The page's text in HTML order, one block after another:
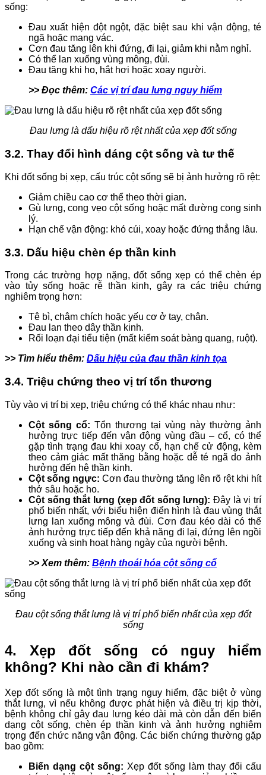
sống:
Đau xuất hiện đột ngột, đặc biệt sau khi vận động, té
ngã hoặc mang vác.
Cơn đau tăng lên khi đứng, đi lại, giảm khi nằm nghỉ.
Có thể lan xuống vùng mông, đùi.
Đau tăng khi ho, hắt hơi hoặc xoay người.
>> Đọc thêm: Các vị trí đau lưng nguy hiểm
Đau lưng là dấu hiệu rõ rệt nhất của xẹp đốt sống
3.2. Thay đổi hình dáng cột sống và tư thế
Khi đốt sống bị xẹp, cấu trúc cột sống sẽ bị ảnh hưởng rõ rệt:
Giảm chiều cao cơ thể theo thời gian.
Gù lưng, cong vẹo cột sống hoặc mất đường cong sinh
lý.
Hạn chế vận động: khó cúi, xoay hoặc đứng thẳng lâu.
3.3. Dấu hiệu chèn ép thần kinh
Trong các trường hợp nặng, đốt sống xẹp có thể chèn ép
vào tủy sống hoặc rễ thần kinh, gây ra các triệu chứng
nghiêm trọng hơn:
Tê bì, châm chích hoặc yếu cơ ở tay, chân.
Đau lan theo dây thần kinh.
Rối loạn đại tiểu tiện (mất kiểm soát bàng quang, ruột).
>> Tìm hiểu thêm: Dấu hiệu của đau thần kinh tọa
3.4. Triệu chứng theo vị trí tổn thương
Tùy vào vị trí bị xẹp, triệu chứng có thể khác nhau như:
Cột sống cổ: Tổn thương tại vùng này thường ảnh
hưởng trực tiếp đến vận động vùng đầu – cổ, có thể
gặp tình trạng đau khi xoay cổ, hạn chế cử động, kèm
theo cảm giác mất thăng bằng hoặc dễ té ngã do ảnh
hưởng đến hệ thần kinh.
Cột sống ngực:Cơn đau thường tăng lên rõ rệt khi hít
thở sâu hoặc ho.
Cột sống thắt lưng (xẹp đốt sống lưng): Đây là vị trí
phổ biến nhất, với biểu hiện điển hình là đau vùng thắt
lưng lan xuống mông và đùi. Cơn đau kéo dài có thể
ảnh hưởng trực tiếp đến khả năng đi lại, đứng lên ngồi
xuống và sinh hoạt hàng ngày của người bệnh.
>> Xem thêm: Bệnh thoái hóa cột sống cổ
Đau cột sống thắt lưng là vị trí phổ biến nhất của xẹp đốt
sống
4. Xẹp đốt sống có nguy hiểm
không? Khi nào cần đi khám?
Xẹp đốt sống là một tình trạng nguy hiểm, đặc biệt ở vùng
thắt lưng, vì nếu không được phát hiện và điều trị kịp thời,
bệnh không chỉ gây đau lưng kéo dài mà còn dẫn đến biến
dạng cột sống, chèn ép thần kinh và ảnh hưởng nghiêm
trọng đến chức năng vận động. Các biến chứng thường gặp
bao gồm:
Biến dạng cột sống: Xẹp đốt sống làm thay đổi cấu